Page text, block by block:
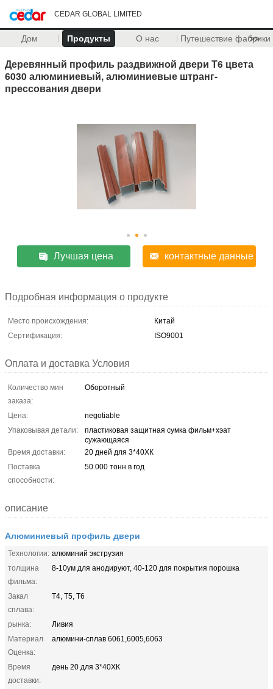
CEDAR GLOBAL LIMITED
Дом Продукты О нас Путешествие фабрики
>>
Деревянный профиль раздвижной двери Т6 цвета
6030 алюминиевый, алюминиевые штранг-
прессования двери
Лучшая цена контактные данные
Подробная информация о продукте
Место происхождения:
Китай
Сертификация:
ISO9001
Оплата и доставка Условия
Количество мин
заказа:
Оборотный
Цена:
negotiable
Упаковывая детали:
пластиковая защитная сумка фильм+хэат
сужающаяся
Время доставки:
20 дней для 3*40ХК
Поставка
способности:
50.000 тонн в год
описание
Алюминиевый профиль двери
Технологии: алюминий экструзия
толщина
фильма:
8-10ум для анодируют, 40-120 для покрытия порошка
Закал
сплава:
T4, T5, T6
рынка:
Ливия
Материал
Оценка:
алюмини-сплав 6061,6005,6063
Время
доставки:
день 20 для 3*40ХК